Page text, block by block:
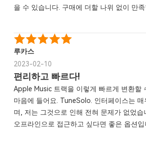
을 수 있습니다. 구매에 더할 나위 없이 만족
루카스
2023-02-10
편리하고 빠르다!
Apple Music 트랙을 이렇게 빠르게 변환할
마음에 들어요. TuneSolo. 인터페이스는 매
며, 저는 그것으로 인해 전혀 문제가 없었습
오프라인으로 접근하고 싶다면 좋은 옵션입